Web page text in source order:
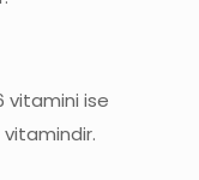
vitamini ise